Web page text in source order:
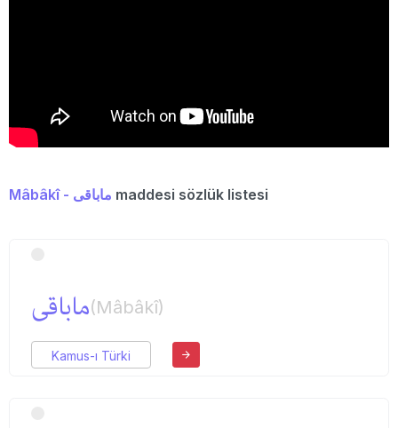
Mâbâkî - ماباقی maddesi sözlük listesi
ماباقی(Mâbâkî)
Kamus-ı Türki